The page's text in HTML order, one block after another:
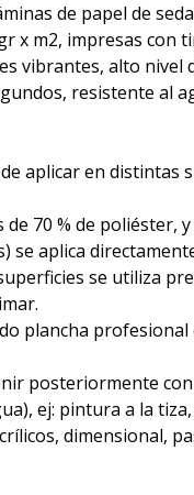
de papel de
x m2, impresas con
vibrantes, alto nivel
resistente al
aplicar en distintas
de 70 % de poliéster,
se aplica
se utiliza
plancha profesional
posteriormente
ej: pintura a la
dimensional,